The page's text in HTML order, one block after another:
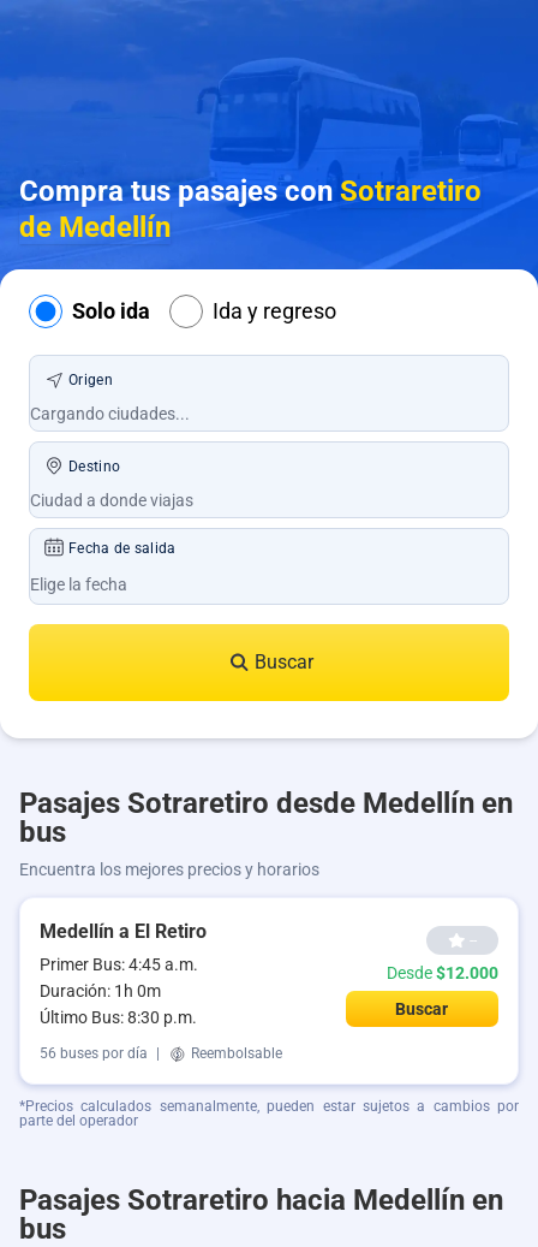
Compra tus pasajes con Sotraretiro
de Medellín
Solo ida Ida y regreso
Origen
Destino
Fecha de salida
Buscar
Pasajes Sotraretiro desde Medellín en
bus
Encuentra los mejores precios y horarios
Medellín a El Retiro
Primer Bus: 4:45 a.m.
Duración: 1h 0m
Último Bus: 8:30 p.m.
--
Desde$12.000
Buscar
56 buses por día Reembolsable
*Precios calculados semanalmente, pueden estar sujetos a cambios por
parte del operador
Pasajes Sotraretiro hacia Medellín en
bus